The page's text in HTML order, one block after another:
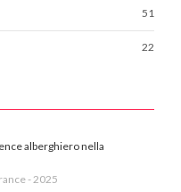
51
22
alberghiero nella
- 2025